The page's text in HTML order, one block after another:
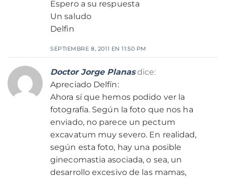
Espero a su respuesta
Un saludo
Delfin
SEPTIEMBRE 8, 2011 EN 11:50 PM
Doctor Jorge Planas dice:
Apreciado Delfín:
Ahora sí que hemos podido ver la
fotografía. Según la foto que nos ha
enviado, no parece un pectum
excavatum muy severo. En realidad,
según esta foto, hay una posible
ginecomastia asociada, o sea, un
desarrollo excesivo de las mamas,